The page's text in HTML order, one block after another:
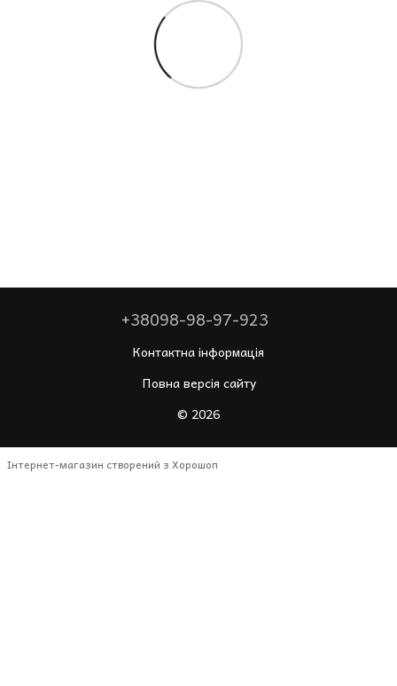
+38098-98-97-923
Контактна інформація
Повна версія сайту
© 2026
Інтернет-магазин створений з Хорошоп